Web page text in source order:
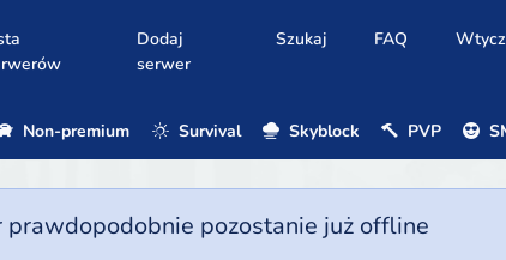
Dodaj
serwer
Szukaj FAQ
Non-premium Survival Skyblock PVP
prawdopodobnie pozostanie już offline